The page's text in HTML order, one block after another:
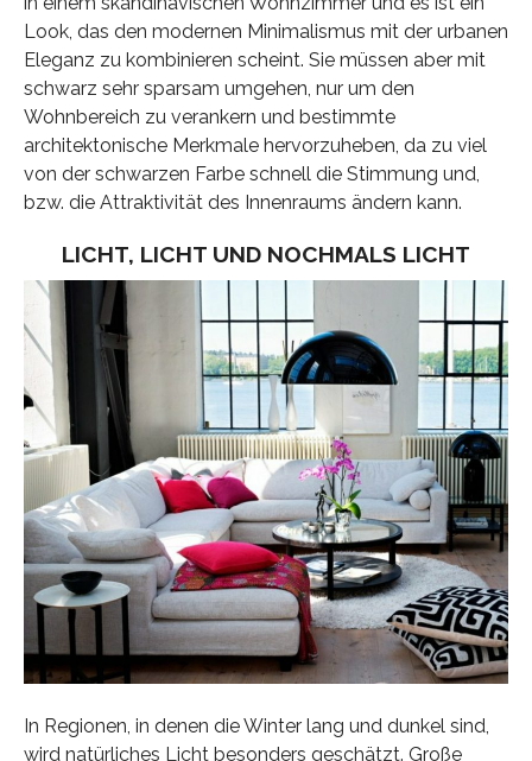
Look, das den modernen Minimalismus mit der urbanen
Eleganz zu kombinieren scheint. Sie müssen aber mit
schwarz sehr sparsam umgehen, nur um den
Wohnbereich zu verankern und bestimmte
architektonische Merkmale hervorzuheben, da zu viel
von der schwarzen Farbe schnell die Stimmung und,
bzw. die Attraktivität des Innenraums ändern kann.
LICHT, LICHT UND NOCHMALS LICHT
In Regionen, in denen die Winter lang und dunkel sind,
wird natürliches Licht besonders geschätzt. Große